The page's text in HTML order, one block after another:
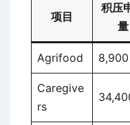
项目
积压
量
Agrifood 8,900
Caregive
rs